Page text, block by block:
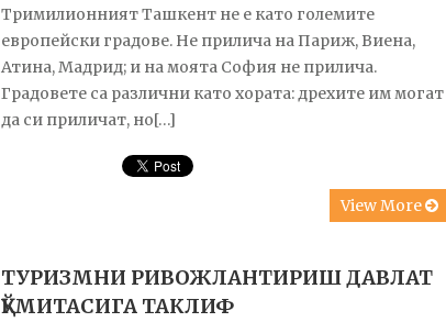
Тримилионният Ташкент не е като големите
европейски градове. Не прилича на Париж, Виена,
Атина, Мадрид; и на моята София не прилича.
Градовете са различни като хората: дрехите им могат
да си приличат, но[…]
View More
ТУРИЗМНИ РИВОЖЛАНТИРИШ ДАВЛАТ
ҚЎМИТАСИГА ТАКЛИФ